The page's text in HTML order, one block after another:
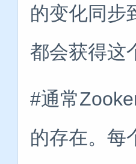
的变化同步
都会获得这
#通常
的存在。每